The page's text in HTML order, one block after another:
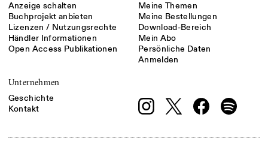
Anzeige schalten
Buchprojekt anbieten
Lizenzen / Nutzungsrechte
Händler Informationen
Open Access Publikationen
Meine Themen
Meine Bestellungen
Download-Bereich
Mein Abo
Persönliche Daten
Anmelden
Unternehmen
Geschichte
Kontakt